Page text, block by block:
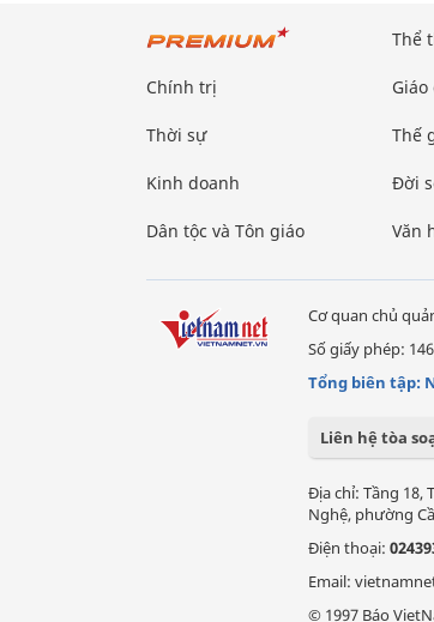
Chính trị
Thời sự
Kinh doanh
Dân tộc và Tôn giáo
Thể
Giáo
Thế
Đời
Văn
Cơ quan chủ
Số giấy phép:
Tổng biên tập:
Liên hệ tòa
Địa chỉ: Tầng 18,
Nghệ, phường
Điện thoại:
Email:
© 1997 Báo